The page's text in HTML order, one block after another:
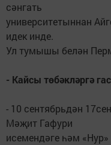
сәнгать
университетыннан
идек инде.
Ул тумышы белән
- Кайсы төбәкләргә
- 10 сентябрьдән
Мәҗит Гафури
исемендәге һәм